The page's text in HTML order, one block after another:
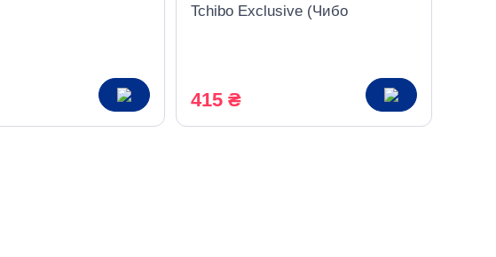
Tchibo Exclusive (Чибо
415 ₴